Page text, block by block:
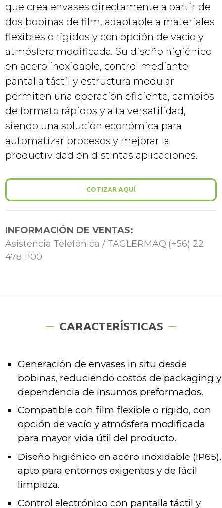
que crea envases directamente a partir de
dos bobinas de film, adaptable a materiales
flexibles o rígidos y con opción de vacío y
atmósfera modificada. Su diseño higiénico
en acero inoxidable, control mediante
pantalla táctil y estructura modular
permiten una operación eficiente, cambios
de formato rápidos y alta versatilidad,
siendo una solución económica para
automatizar procesos y mejorar la
productividad en distintas aplicaciones.
COTIZAR AQUÍ
INFORMACIÓN DE VENTAS:
Asistencia Telefónica / TAGLERMAQ (+56) 22
478 1100
CARACTERÍSTICAS
Generación de envases in situ desde
bobinas, reduciendo costos de packaging y
dependencia de insumos preformados.
Compatible con film flexible o rígido, con
opción de vacío y atmósfera modificada
para mayor vida útil del producto.
Diseño higiénico en acero inoxidable (IP65),
apto para entornos exigentes y de fácil
limpieza.
Control electrónico con pantalla táctil y